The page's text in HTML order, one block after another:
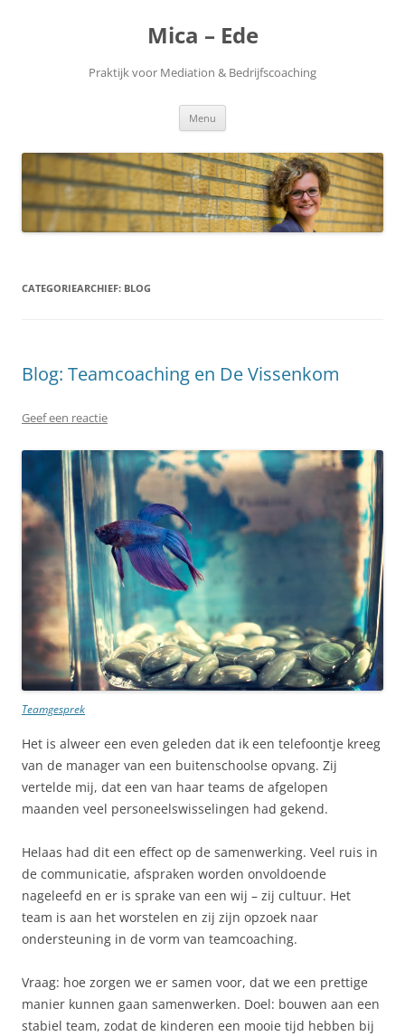
Mica – Ede
Praktijk voor Mediation & Bedrijfscoaching
Menu
CATEGORIEARCHIEF: BLOG
Blog: Teamcoaching en De Vissenkom
Geef een reactie
Teamgesprek
Het is alweer een even geleden dat ik een telefoontje kreeg
van de manager van een buitenschoolse opvang. Zij
vertelde mij, dat een van haar teams de afgelopen
maanden veel personeelswisselingen had gekend.
Helaas had dit een effect op de samenwerking. Veel ruis in
de communicatie, afspraken worden onvoldoende
nageleefd en er is sprake van een wij – zij cultuur. Het
team is aan het worstelen en zij zijn opzoek naar
ondersteuning in de vorm van teamcoaching.
Vraag: hoe zorgen we er samen voor, dat we een prettige
manier kunnen gaan samenwerken. Doel: bouwen aan een
stabiel team, zodat de kinderen een mooie tijd hebben bij